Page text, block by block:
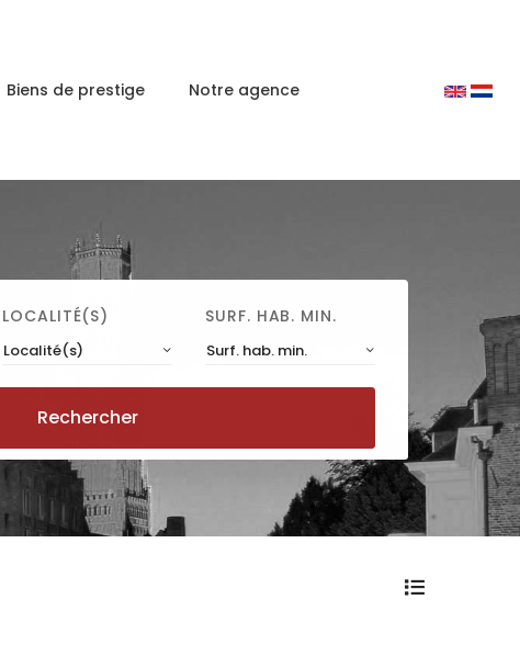
Biens de prestige Notre agence
LOCALITÉ(S)
Localité(s)
SURF. HAB. MIN.
Surf. hab. min.
Rechercher